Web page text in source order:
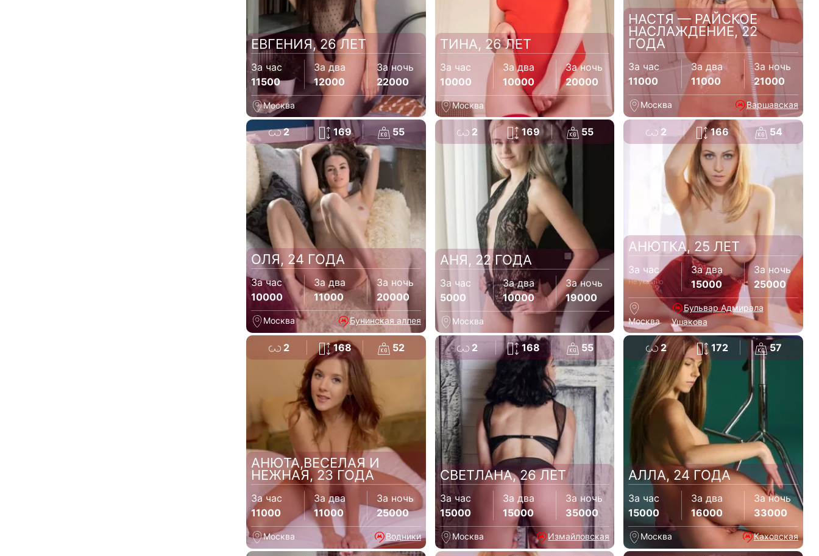
ЕВГЕНИЯ, 26 ЛЕТ
За час
11500
За два
12000
За ночь
22000
Москва
ТИНА, 26 ЛЕТ
За час
10000
За два
10000
За ночь
20000
Москва
НАСТЯ — РАЙСКОЕ
НАСЛАЖДЕНИЕ, 22
ГОДА
За час
11000
За два
11000
За ночь
21000
Москва Варшавская
2 169 55
ОЛЯ, 24 ГОДА
За час
10000
За два
11000
За ночь
20000
Москва Бунинская аллея
2 169 55
АНЯ, 22 ГОДА
За час
5000
За два
10000
За ночь
19000
Москва
2 166 54
АНЮТКА, 25 ЛЕТ
За час
Не указано
За два
15000
За ночь
25000
Москва
Бульвар Адмирала
Ушакова
2 168 52
АНЮТА,ВЕСЕЛАЯ И
НЕЖНАЯ, 23 ГОДА
За час
11000
За два
11000
За ночь
25000
Москва Водники
2 168 55
СВЕТЛАНА, 26 ЛЕТ
За час
15000
За два
15000
За ночь
35000
Москва Измайловская
2 172 57
АЛЛА, 24 ГОДА
За час
15000
За два
16000
За ночь
33000
Москва Каховская